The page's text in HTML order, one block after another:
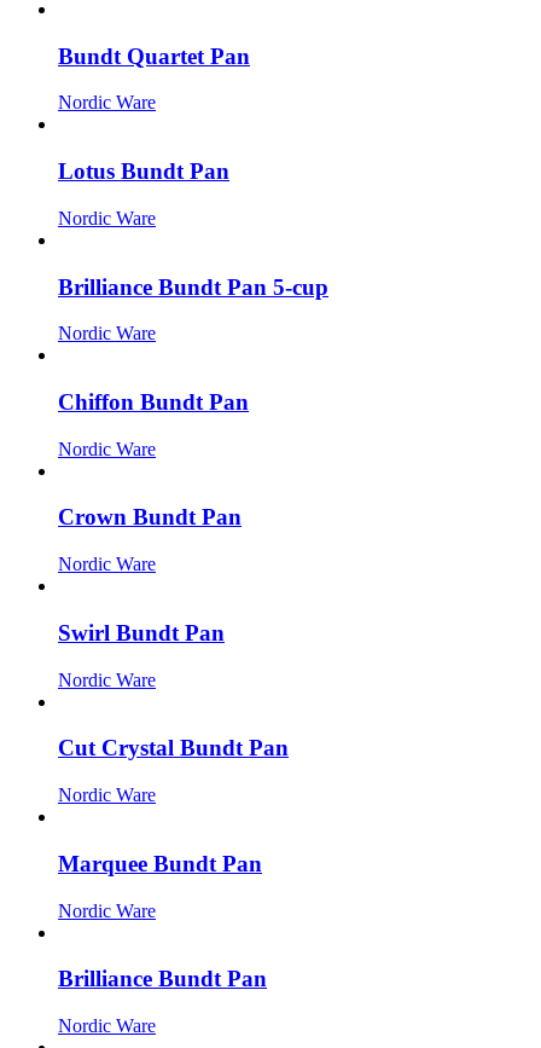
Bundt Quartet Pan
Nordic Ware
Lotus Bundt Pan
Nordic Ware
Brilliance Bundt Pan 5-cup
Nordic Ware
Chiffon Bundt Pan
Nordic Ware
Crown Bundt Pan
Nordic Ware
Swirl Bundt Pan
Nordic Ware
Cut Crystal Bundt Pan
Nordic Ware
Marquee Bundt Pan
Nordic Ware
Brilliance Bundt Pan
Nordic Ware